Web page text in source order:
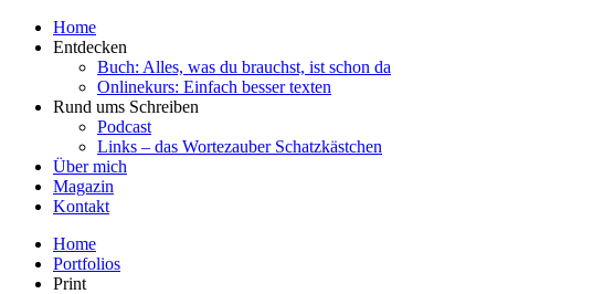
Home
Entdecken
Buch: Alles, was du brauchst, ist schon da
Onlinekurs: Einfach besser texten
Rund ums Schreiben
Podcast
Links – das Wortezauber Schatzkästchen
Über mich
Magazin
Kontakt
Home
Portfolios
Print